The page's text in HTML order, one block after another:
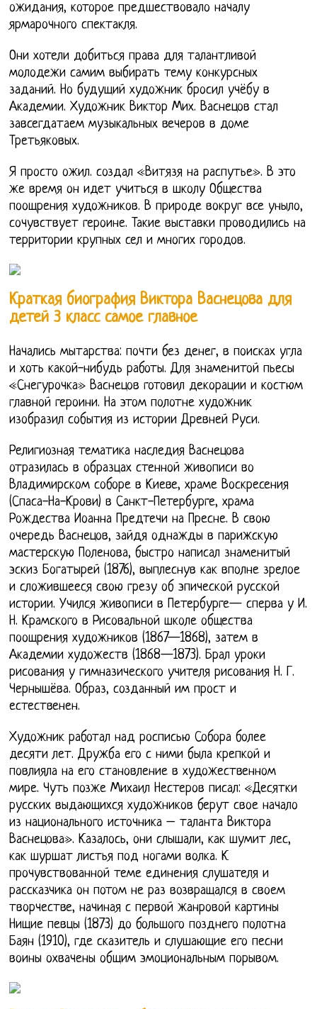
ожидания, которое предшествовало началу
ярмарочного спектакля.
Они хотели добиться права для талантливой
молодежи самим выбирать тему конкурсных
заданий. Но будущий художник бросил учёбу в
Академии. Художник Виктор Мих. Васнецов стал
завсегдатаем музыкальных вечеров в доме
Третьяковых.
Я просто ожил. создал «Витязя на распутье». В это
же время он идет учиться в школу Общества
поощрения художников. В природе вокруг все уныло,
сочувствует героине. Такие выставки проводились на
территории крупных сел и многих городов.
Краткая биография Виктора Васнецова для
детей 3 класс самое главное
Начались мытарства: почти без денег, в поисках угла
и хоть какой-нибудь работы. Для знаменитой пьесы
«Снегурочка» Васнецов готовил декорации и костюм
главной героини. На этом полотне художник
изобразил события из истории Древней Руси.
Религиозная тематика наследия Васнецова
отразилась в образцах стенной живописи во
Владимирском соборе в Киеве, храме Воскресения
(Спаса-На-Крови) в Санкт-Петербурге, храма
Рождества Иоанна Предтечи на Пресне. В свою
очередь Васнецов, зайдя однажды в парижскую
мастерскую Поленова, быстро написал знаменитый
эскиз Богатырей (1876), выплеснув как вполне зрелое
и сложившееся свою грезу об эпической русской
истории. Учился живописи в Петербурге— сперва у И.
Н. Крамского в Рисовальной школе общества
поощрения художников (1867—1868), затем в
Академии художеств (1868—1873). Брал уроки
рисования у гимназического учителя рисования Н. Г.
Чернышёва. Образ, созданный им прост и
естественен.
Художник работал над росписью Собора более
десяти лет. Дружба его с ними была крепкой и
повлияла на его становление в художественном
мире. Чуть позже Михаил Нестеров писал: «Десятки
русских выдающихся художников берут свое начало
из национального источника – таланта Виктора
Васнецова». Казалось, они слышали, как шумит лес,
как шуршат листья под ногами волка. К
прочувствованной теме единения слушателя и
рассказчика он потом не раз возвращался в своем
творчестве, начиная с первой жанровой картины
Нищие певцы (1873) до большого позднего полотна
Баян (1910), где сказитель и слушающие его песни
воины охвачены общим эмоциональным порывом.